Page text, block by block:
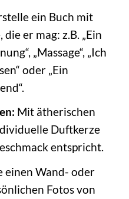
ein Buch mit
er mag: z.B. „Ein
„Massage“, „Ich
oder „Ein
Mit ätherischen
Duftkerze
entspricht.
einen Wand- oder
Fotos von